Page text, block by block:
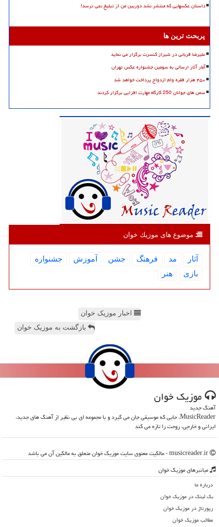
داستان عکسهایی که منتشر نشد دوربین من از تبلیغ نمی ترسد!
پربحث ترین ها
علیرضا قربانی در شیراز کنسرت برگزار می نماید
آمار آثار ارسالی به سومین جشنواره عکس تهران
۴۵۰ هزار فقره وام ازدواج پرداخت خواهد شد
سمن های جوانان 250 کارگاه مهارت افزایی برگزار کردند
موضوع های موزیك خوان
آثار مد فرهنگ جشن آموزش
جشنواره
بازی
هنر
اخبار موزیک خوان
بازگشت به موزیک خوان
موزیك خوان
آهنگ جدید
MusicReader، جایی که موسیقی جان می گیرد و با مجموعه ای بی نظیر از آهنگ های جدید،
ایرانی و خارجی، روحت را تازه می کند
میانبرهای موزیك خوان
درباره ما
بک لینک در موزیك خوان
رپورتاژ در موزیك خوان
مطالب موزیك خوان